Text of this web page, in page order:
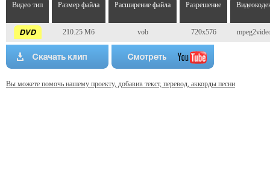
Видео тип Размер файла Расширение файла Разрешение
210.25 Мб vob 720x576
Вы можете помочь нашему проекту, добавив текст, перевод, аккорды песни